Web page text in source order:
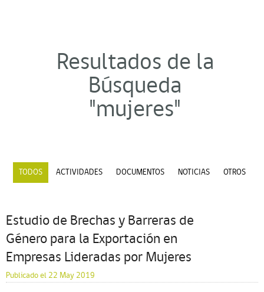
Resultados de la
Búsqueda
"mujeres"
TODOS ACTIVIDADES DOCUMENTOS NOTICIAS OTROS
Estudio de Brechas y Barreras de
Género para la Exportación en
Empresas Lideradas por Mujeres
Publicado el 22 May 2019